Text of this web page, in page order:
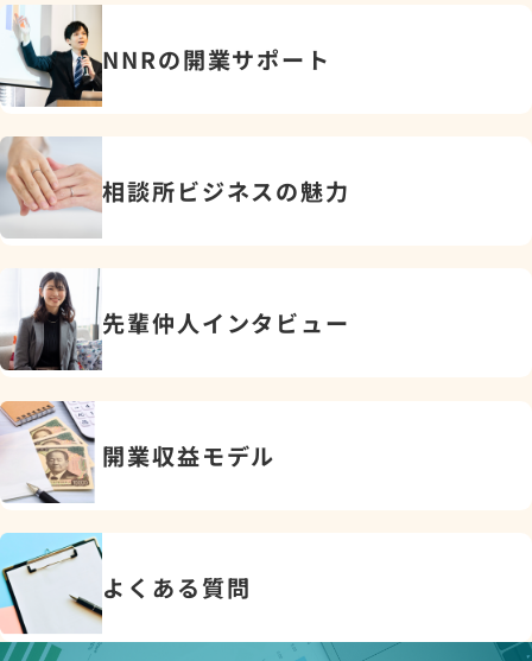
NNRの開業サポート
相談所ビジネスの魅力
先輩仲人インタビュー
開業収益モデル
よくある質問